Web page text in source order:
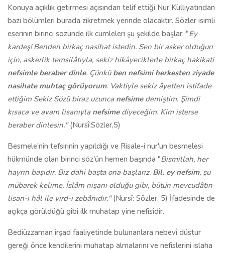
Konuya açıklık getirmesi açısından telif ettiği Nur Külliyatından
bazı bölümleri burada zikretmek yerinde olacaktır. Sözler isimli
eserinin birinci sözünde ilk cümleleri şu şekilde başlar; "Ey
kardeş! Benden birkaç nasihat istedin. Sen bir asker olduğun
için, askerlik temsilâtıyla, sekiz hikâyeciklerle birkaç hakikati
nefsimle beraber dinle. Çünkü ben nefsimi herkesten ziyade
nasihate muhtaç görüyorum. Vaktiyle sekiz âyetten istifade
ettiğim Sekiz Sözü biraz uzunca nefsimedemiştim. Şimdi
kısaca ve avam lisanıyla nefsimediyeceğim. Kim isterse
beraber dinlesin."(Nursî:Sözler,5)
Besmele'nin tefsirinin yapıldığı ve Risale-i nur'un besmelesi
hükmünde olan birinci söz'ün hemen başında "Bismillah, her
hayrın başıdır. Biz dahi başta ona başlarız. Bil, ey nefsim, şu
mübarek kelime, İslâm nişanı olduğu gibi, bütün mevcudâtın
lisan-ı hâl ile vird-i zebânıdır."(Nursî: Sözler, 5) İfadesinde de
açıkça görüldüğü gibi ilk muhatap yine nefisidir.
Bediüzzaman irşad faaliyetinde bulunanlara nebevî düstur
gereği önce kendilerini muhatap almalarını ve nefislerini ıslaha